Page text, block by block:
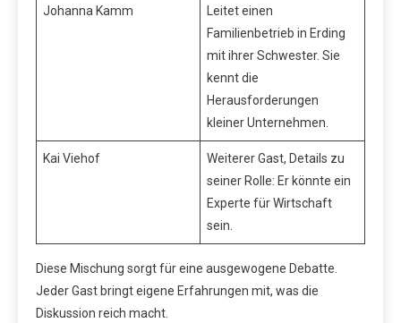
Johanna Kamm
Leitet einen
Familienbetrieb in Erding
mit ihrer Schwester. Sie
kennt die
Herausforderungen
kleiner Unternehmen.
Kai Viehof
Weiterer Gast, Details zu
seiner Rolle: Er könnte ein
Experte für Wirtschaft
sein.
Diese Mischung sorgt für eine ausgewogene Debatte.
Jeder Gast bringt eigene Erfahrungen mit, was die
Diskussion reich macht.